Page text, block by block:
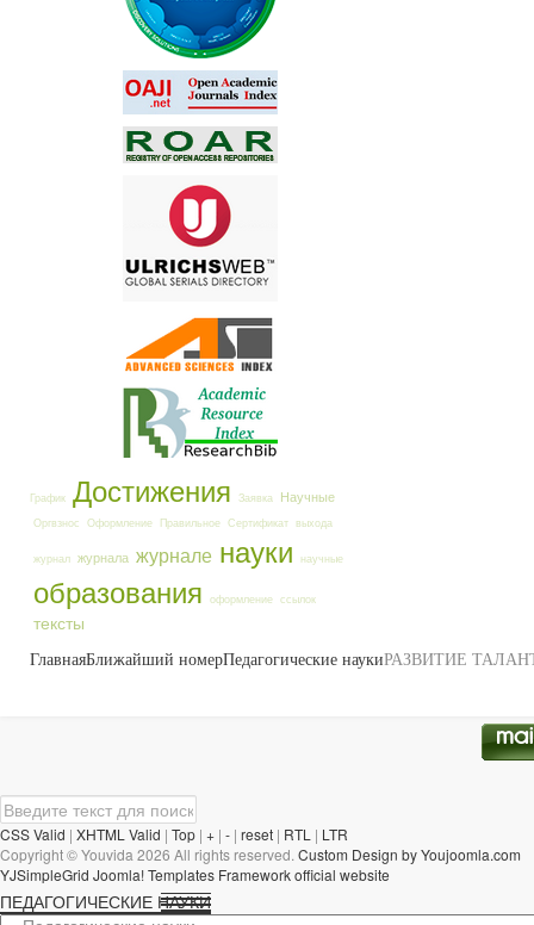
График Достижения Заявка Научные
Оргвзнос Оформление Правильное Сертификат выхода
журнал журнала журнале науки научные
образования оформление ссылок
тексты
ГлавнаяБлижайший номерПедагогические наукиРАЗВИТИЕ
CSS Valid | XHTML Valid | Top | + | - | reset | RTL | LTR
Copyright ©Youvida 2026 All rights reserved. Custom Design by Youjoomla.com
YJSimpleGrid Joomla! Templates Framework official website
ПЕДАГОГИЧЕСКИЕ НАУКИ